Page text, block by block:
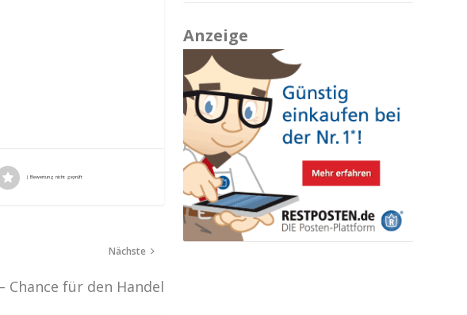
Nächste
Chance für den Handel
Anzeige